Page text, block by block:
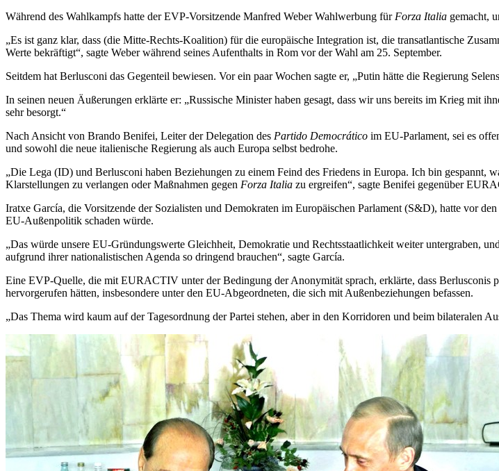
Während des Wahlkampfs hatte der EVP-Vorsitzende Manfred Weber Wahlwerbung für Forza Italia gemacht,
„Es ist ganz klar, dass (die Mitte-Rechts-Koalition) für die europäische Integration ist, die transatlantische
Werte bekräftigt“, sagte Weber während seines Aufenthalts in Rom vor der Wahl am 25. September.
Seitdem hat Berlusconi das Gegenteil bewiesen. Vor ein paar Wochen sagte er, „Putin hätte die Regierung
In seinen neuen Äußerungen erklärte er: „Russische Minister haben gesagt, dass wir uns bereits im Krieg mit
sehr besorgt.“
Nach Ansicht von Brando Benifei, Leiter der Delegation des Partido Democrático im EU-Parlament, sei es
und sowohl die neue italienische Regierung als auch Europa selbst bedrohe.
„Die Lega (ID) und Berlusconi haben Beziehungen zu einem Feind des Friedens in Europa. Ich bin gespannt,
Klarstellungen zu verlangen oder Maßnahmen gegen Forza Italia zu ergreifen“, sagte Benifei gegenüber
Iratxe García, die Vorsitzende der Sozialisten und Demokraten im Europäischen Parlament (S&D), hatte vor den
EU-Außenpolitik schaden würde.
„Das würde unsere EU-Gründungswerte Gleichheit, Demokratie und Rechtsstaatlichkeit weiter untergraben,
aufgrund ihrer nationalistischen Agenda so dringend brauchen“, sagte García.
Eine EVP-Quelle, die mit EURACTIV unter der Bedingung der Anonymität sprach, erklärte, dass
hervorgerufen hätten, insbesondere unter den EU-Abgeordneten, die sich mit Außenbeziehungen befassen.
„Das Thema wird kaum auf der Tagesordnung der Partei stehen, aber in den Korridoren und beim bilateralen